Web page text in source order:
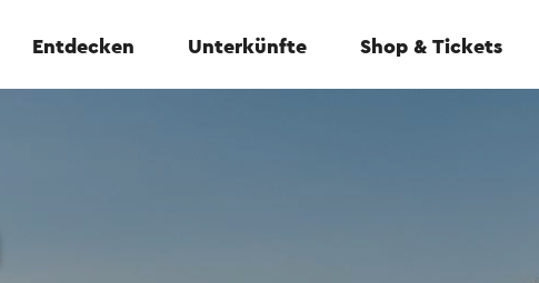
Entdecken Unterkünfte Shop & Tickets